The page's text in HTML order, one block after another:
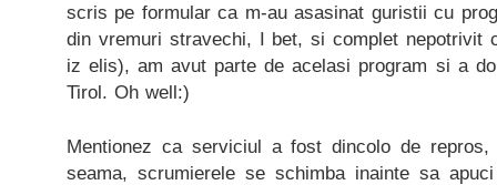
scris pe formular ca m-au asasinat guristii cu
din vremuri stravechi, I bet, si complet nepotrivit
iz elis), am avut parte de acelasi program si a
Tirol. Oh well:)
Mentionez ca serviciul a fost dincolo de
seama, scrumierele se schimba inainte sa